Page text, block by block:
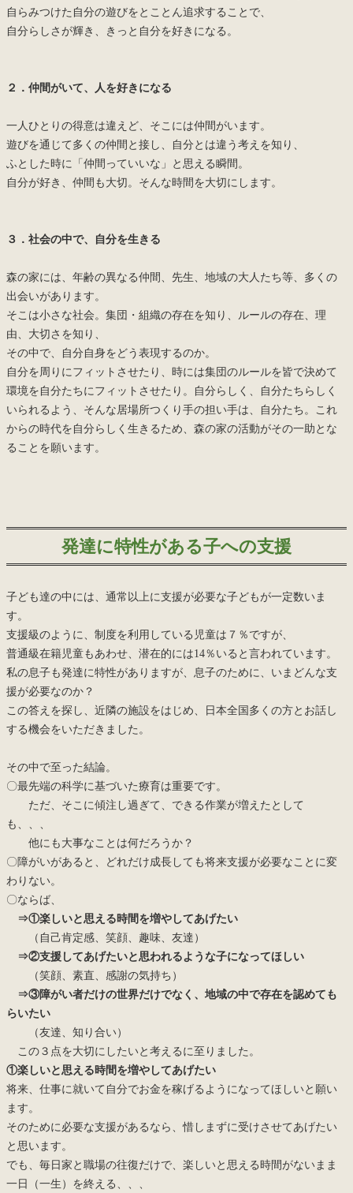
自らみつけた自分の遊びをとことん追求することで、
自分らしさが輝き、きっと自分を好きになる。
２．仲間がいて、人を好きになる
一人ひとりの得意は違えど、そこには仲間がいます。
遊びを通じて多くの仲間と接し、自分とは違う考えを知り、
ふとした時に「仲間っていいな」と思える瞬間。
自分が好き、仲間も大切。そんな時間を大切にします。
３．社会の中で、自分を生きる
森の家には、年齢の異なる仲間、先生、地域の大人たち等、多くの
出会いがあります。
そこは小さな社会。集団・組織の存在を知り、ルールの存在、理
由、大切さを知り、
その中で、自分自身をどう表現するのか。
自分を周りにフィットさせたり、時には集団のルールを皆で決めて
環境を自分たちにフィットさせたり。自分らしく、自分たちらしく
いられるよう、そんな居場所つくり手の担い手は、自分たち。これ
からの時代を自分らしく生きるため、森の家の活動がその一助とな
ることを願います。
発達に特性がある子への支援
子ども達の中には、通常以上に支援が必要な子どもが一定数いま
す。
支援級のように、制度を利用している児童は７％ですが、
普通級在籍児童もあわせ、潜在的には14％いると言われています。
私の息子も発達に特性がありますが、息子のために、いまどんな支
援が必要なのか？
この答えを探し、近隣の施設をはじめ、日本全国多くの方とお話し
する機会をいただきました。
その中で至った結論。
〇最先端の科学に基づいた療育は重要です。
ただ、そこに傾注し過ぎて、できる作業が増えたとして
も、、、
他にも大事なことは何だろうか？
〇障がいがあると、どれだけ成長しても将来支援が必要なことに変
わりない。
〇ならば、
⇒①楽しいと思える時間を増やしてあげたい
（自己肯定感、笑顔、趣味、友達）
⇒②支援してあげたいと思われるような子になってほしい
（笑顔、素直、感謝の気持ち）
⇒③障がい者だけの世界だけでなく、地域の中で存在を認めても
らいたい
（友達、知り合い）
この３点を大切にしたいと考えるに至りました。
①楽しいと思える時間を増やしてあげたい
将来、仕事に就いて自分でお金を稼げるようになってほしいと願い
ます。
そのために必要な支援があるなら、惜しまずに受けさせてあげたい
と思います。
でも、毎日家と職場の往復だけで、楽しいと思える時間がないまま
一日（一生）を終える、、、